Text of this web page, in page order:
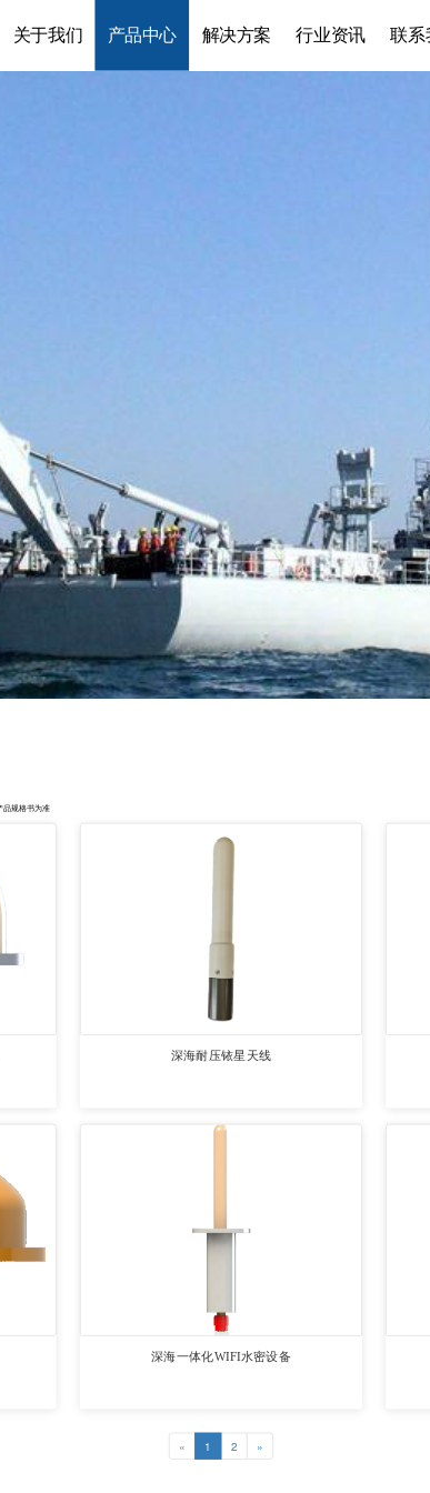
关于我们 产品中心 解决方案 行业资讯 联系
深海耐压铱星天线
深海一体化WIFI水密设备
« 1 2 »
品规格书为准